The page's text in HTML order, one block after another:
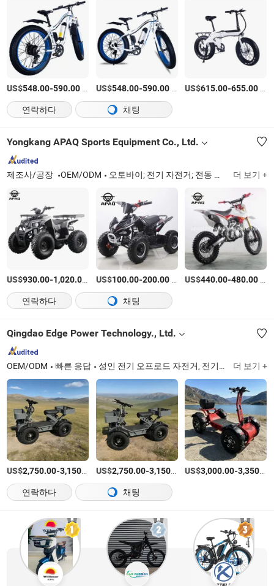
US$548.00-590.00 US$548.00-590.00/상품 US$615.00-655.00
연락하다
채팅
Yongkang APAQ Sports Equipment Co., Ltd.
제조사/공장 OEM/ODM 오토바이; 전기 자전거; 전동 스쿠터 더 보기 +
US$930.00-1,020.00 /상품
US$100.00-200.00/상품 US$440.00-480.00
연락하다
채팅
Qingdao Edge Power Technology., Ltd.
OEM/ODM 빠른 응답 성인 전기 오프로드 자전거, 전기 크로스 오토바이, 전기 엔듀로 오토바이, 전기 ATV 스쿠터, 전천후 쿼드 E-스쿠터, 전기 오프로드 모터바이크, 전기 모토크로스 자전거, 전기 모토 크로스 자전거, Tye3000 Em3000 Tye5000 Em5000, 전기 오프로드 오토바이 더 보기 +
US$2,750.00-3,150.00 /상품
US$2,750.00-3,150.00 /상품
US$3,000.00-3,350.00
연락하다
채팅